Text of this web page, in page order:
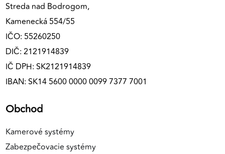
Streda nad Bodrogom,
Kamenecká 554/55
IČO: 55260250
DIČ: 2121914839
IČ DPH: SK2121914839
IBAN: SK14 5600 0000 0099 7377 7001
Obchod
Kamerové systémy
Zabezpečovacie systémy